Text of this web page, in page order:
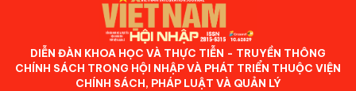
DIỄN ĐÀN KHOA HỌC VÀ THỰC TIỄN - TRUYỀN THÔNG
CHÍNH SÁCH TRONG HỘI NHẬP VÀ PHÁT TRIỂN THUỘC VIỆN
CHÍNH SÁCH, PHÁP LUẬT VÀ QUẢN LÝ